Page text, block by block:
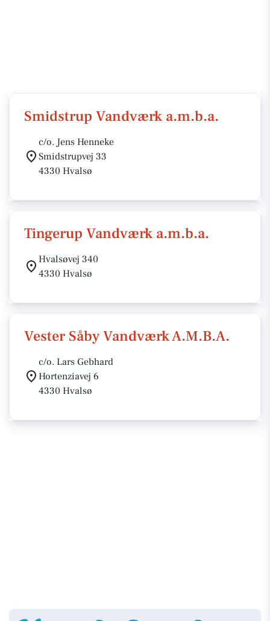
Smidstrup Vandværk a.m.b.a.
c/o. Jens Henneke
Smidstrupvej 33
4330 Hvalsø
Tingerup Vandværk a.m.b.a.
Hvalsøvej 340
4330 Hvalsø
Vester Såby Vandværk A.M.B.A.
c/o. Lars Gebhard
Hortenziavej 6
4330 Hvalsø